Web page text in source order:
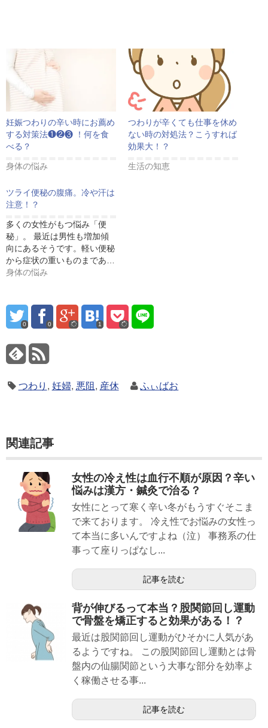
妊娠つわりの辛い時にお薦め
する対策法❶❷❸ ！何を食
べる？
身体の悩み
つわりが辛くても仕事を休め
ない時の対処法？こうすれば
効果大！？
生活の知恵
ツライ便秘の腹痛。冷や汗は
注意！？
多くの女性がもつ悩み「便
秘」。 最近は男性も増加傾
向にあるそうです。軽い便秘
から症状の重いものまであ…
身体の悩み
0 0 1
つわり , 妊婦, 悪阻 , 産休 ふぃばお
関連記事
女性の冷え性は血行不順が原因？辛い
悩みは漢方・鍼灸で治る？
女性にとって寒く辛い冬がもうすぐそこま
で来ております。 冷え性でお悩みの女性っ
て本当に多いんですよね（泣） 事務系の仕
事って座りっぱなし...
記事を読む
背が伸びるって本当？股関節回し運動
で骨盤を矯正すると効果がある！？
最近は股関節回し運動がひそかに人気があ
るようですね。 この股関節回し運動とは骨
盤内の仙腸関節という大事な部分を効率よ
く稼働させる事...
記事を読む